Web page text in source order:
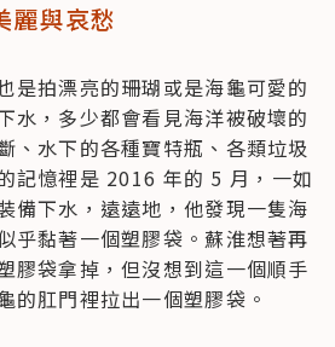
麗與哀愁
是拍漂亮的珊瑚或是海龜可愛的
水，多少都會看見海洋被破壞的
、水下的各種寶特瓶、各類垃圾
記憶裡是 2016 年的 5 月，一如
備下水，遠遠地，他發現一隻海
乎黏著一個塑膠袋。蘇淮想著再
膠袋拿掉，但沒想到這一個順手
的肛門裡拉出一個塑膠袋。